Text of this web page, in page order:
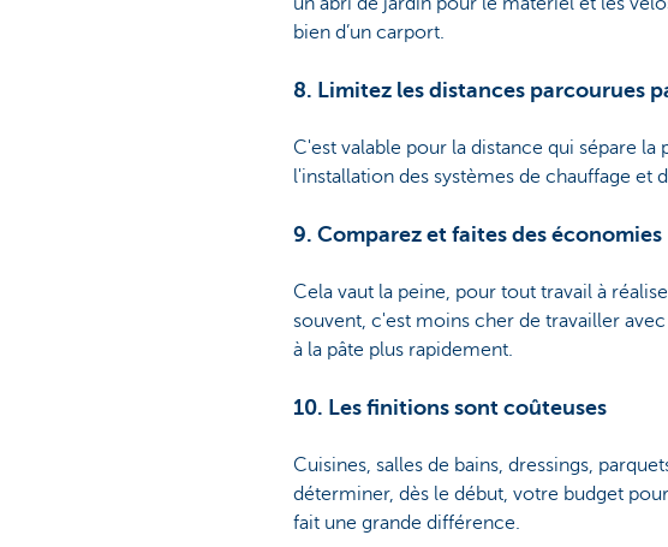
bien d’un carport.
8. Limitez les distances parcourues
C'est valable pour la distance qui sépare
l'installation des systèmes de chauffage et
9. Comparez et faites des économies
Cela vaut la peine, pour tout travail à
souvent, c'est moins cher de travailler
à la pâte plus rapidement.
10. Les finitions sont coûteuses
Cuisines, salles de bains, dressings,
déterminer, dès le début, votre budget
fait une grande différence.